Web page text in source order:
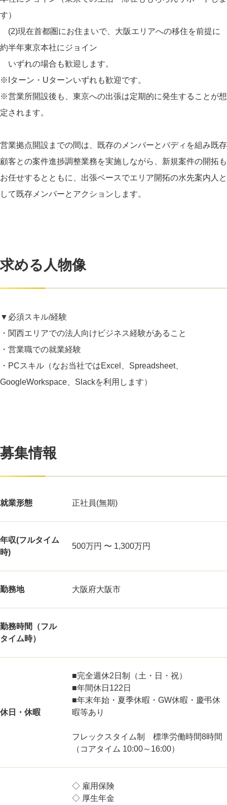
す）
(2)現在首都圏にお住まいで、大阪エリアへの移住を前提に
約半年東京本社にジョイン
いずれの場合も歓迎します。
※Iターン・Uターンいずれも歓迎です。
※営業所開設後も、東京への出張は定期的に発生することが想
定されます。
営業拠点開設までの間は、既存のメンバーとバディを組み既存
顧客との案件進捗調整業務を実施しながら、新規案件の開拓も
お任せするとともに、出張ベースでエリア開拓の水先案内人と
して既存メンバーとアクションします。
求める人物像
▼必須スキル/経験
・関西エリアでの法人向けビジネス経験があること
・営業職での就業経験
・PCスキル（なお当社ではExcel、Spreadsheet、
GoogleWorkspace、Slackを利用します）
募集情報
就業形態 正社員(無期)
年収(フルタイム
時)
500万円 〜 1,300万円
勤務地 大阪府大阪市
勤務時間（フル
タイム時）
休日・休暇
■完全週休2日制（土・日・祝）
■年間休日122日
■年末年始・夏季休暇・GW休暇・慶弔休
暇等あり
フレックスタイム制 標準労働時間8時間
（コアタイム 10:00～16:00）
◇ 雇用保険
◇ 厚生年金